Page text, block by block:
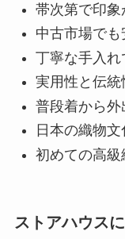
帯次第で印象
中古市場で
丁寧な手入れ
実用性と伝統
普段着から
日本の織物
初めての高
ストアハウス